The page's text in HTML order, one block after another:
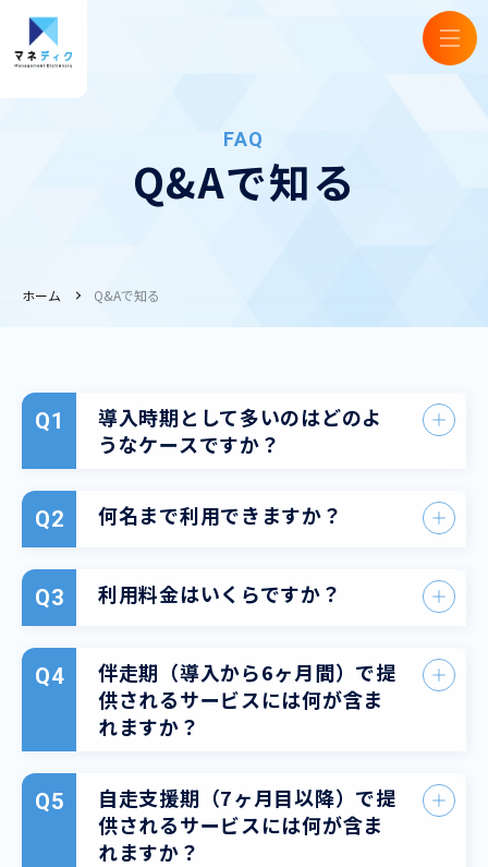
FAQ
Q&Aで知る
ホーム Q&Aで知る
導入時期として多いのはどのよ
うなケースですか？
何名まで利用できますか？
利用料金はいくらですか？
伴走期（導入から6ヶ月間）で提
供されるサービスには何が含ま
れますか？
自走支援期（7ヶ月目以降）で提
供されるサービスには何が含ま
れますか？